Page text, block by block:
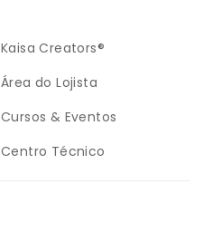
Kaisa Creators®
Área do Lojista
Cursos & Eventos
Centro Técnico